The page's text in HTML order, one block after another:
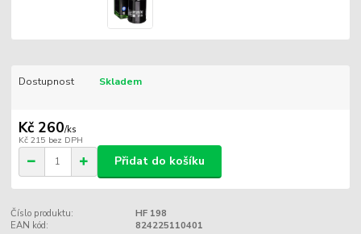
Dostupnost Skladem
Kč 260/ks
Kč 215 bez DPH
Přidat do košíku
Číslo produktu:
HF 198
EAN kód:
824225110401